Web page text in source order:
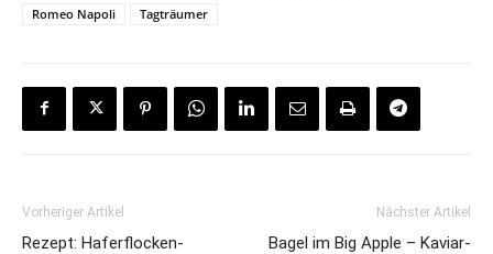
Romeo Napoli
Tagträumer
Vorheriger Artikel
Rezept: Haferflocken-
Nächster Artikel
Bagel im Big Apple – Kaviar-